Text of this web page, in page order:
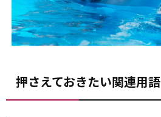
押さえておきたい関連用語